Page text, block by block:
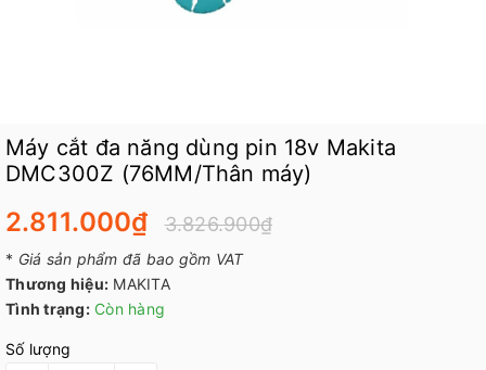
Máy cắt đa năng dùng pin 18v Makita
DMC300Z (76MM/Thân máy)
2.811.000₫ 3.826.900₫
* Giá sản phẩm đã bao gồm VAT
Thương hiệu: MAKITA
Tình trạng: Còn hàng
Số lượng